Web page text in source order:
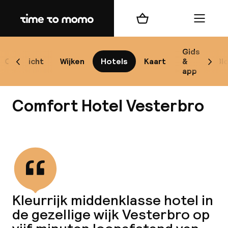
Home
Overzicht Wijken Hotels Kaart
Gids
&
app
Scroll naar links
Winkelmand Menu
Comfort Hotel Vesterbro
Kleurrijk middenklasse hotel in
de gezellige wijk Vesterbro op